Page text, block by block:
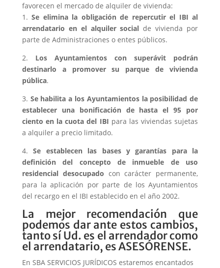
favorecen el mercado de alquiler de vivienda:
1.Se elimina la obligación de repercutir el IBI al
arrendatario en el alquiler social de vivienda por
parte de Administraciones o entes públicos.
2. Los Ayuntamientos con superávit podrán
destinarlo a promover su parque de vivienda
pública.
3. Se habilita a los Ayuntamientos la posibilidad de
establecer una bonificación de hasta el 95 por
ciento en la cuota del IBI para las viviendas sujetas
a alquiler a precio limitado.
4.Se establecen las bases y garantías para la
definición del concepto de inmueble de uso
residencial desocupado con carácter permanente,
para la aplicación por parte de los Ayuntamientos
del recargo en el IBI establecido en el año 2002.
La mejor recomendación que
podemos dar ante estos cambios,
tanto sí Ud. es el arrendador como
el arrendatario, es ASESÓRENSE.
En SBA SERVICIOS JURÍDICOS estaremos encantados